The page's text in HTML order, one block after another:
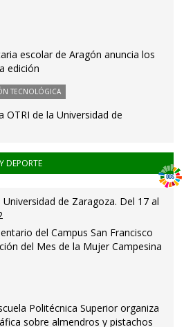
escolar de Aragón anuncia los
edición
TECNOLÓGICA
OTRI de la Universidad de
DEPORTE
de Zaragoza. Del 17 al
del Campus San Francisco
del Mes de la Mujer Campesina
Politécnica Superior organiza
sobre almendros y pistachos